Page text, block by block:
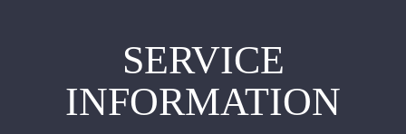
SERVICE
INFORMATION